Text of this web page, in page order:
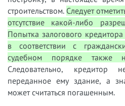
строительством. Следует
отсутствие какой-либо
Попытка залогового
в соответствии с
судебном порядке также
Следовательно,
переданное ему здание, а
может считаться погашенным.